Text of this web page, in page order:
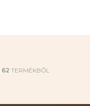
62 TERMÉKBŐL